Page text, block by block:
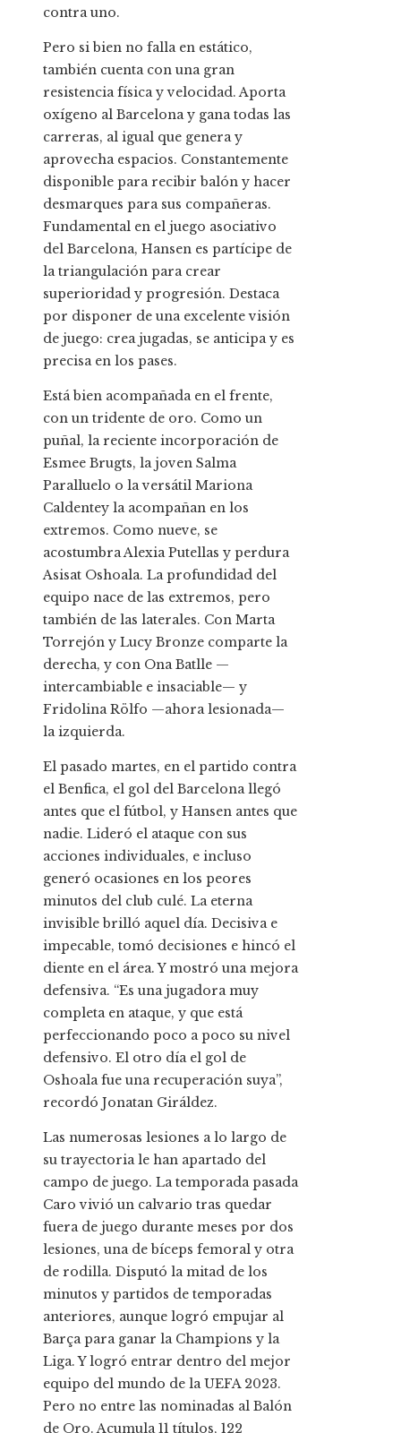
contra uno.
Pero si bien no falla en estático,
también cuenta con una gran
resistencia física y velocidad. Aporta
oxígeno al Barcelona y gana todas las
carreras, al igual que genera y
aprovecha espacios. Constantemente
disponible para recibir balón y hacer
desmarques para sus compañeras.
Fundamental en el juego asociativo
del Barcelona, Hansen es partícipe de
la triangulación para crear
superioridad y progresión. Destaca
por disponer de una excelente visión
de juego: crea jugadas, se anticipa y es
precisa en los pases.
Está bien acompañada en el frente,
con un tridente de oro. Como un
puñal, la reciente incorporación de
Esmee Brugts, la joven Salma
Paralluelo o la versátil Mariona
Caldentey la acompañan en los
extremos. Como nueve, se
acostumbra Alexia Putellas y perdura
Asisat Oshoala. La profundidad del
equipo nace de las extremos, pero
también de las laterales. Con Marta
Torrejón y Lucy Bronze comparte la
derecha, y con Ona Batlle —
intercambiable e insaciable— y
Fridolina Rölfo —ahora lesionada—
la izquierda.
El pasado martes, en el partido contra
el Benfica, el gol del Barcelona llegó
antes que el fútbol, y Hansen antes que
nadie. Lideró el ataque con sus
acciones individuales, e incluso
generó ocasiones en los peores
minutos del club culé. La eterna
invisible brilló aquel día. Decisiva e
impecable, tomó decisiones e hincó el
diente en el área. Y mostró una mejora
defensiva. “Es una jugadora muy
completa en ataque, y que está
perfeccionando poco a poco su nivel
defensivo. El otro día el gol de
Oshoala fue una recuperación suya”,
recordó Jonatan Giráldez.
Las numerosas lesiones a lo largo de
su trayectoria le han apartado del
campo de juego. La temporada pasada
Caro vivió un calvario tras quedar
fuera de juego durante meses por dos
lesiones, una de bíceps femoral y otra
de rodilla. Disputó la mitad de los
minutos y partidos de temporadas
anteriores, aunque logró empujar al
Barça para ganar la Champions y la
Liga. Y logró entrar dentro del mejor
equipo del mundo de la UEFA 2023.
Pero no entre las nominadas al Balón
de Oro. Acumula 11 títulos, 122